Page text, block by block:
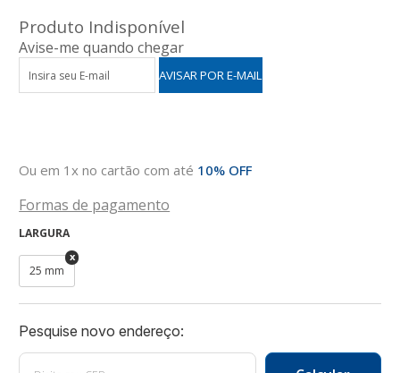
Produto Indisponível
Avise-me quando chegar
Ou em 1x no cartão com até 10% OFF
Formas de pagamento
LARGURA
25 mm